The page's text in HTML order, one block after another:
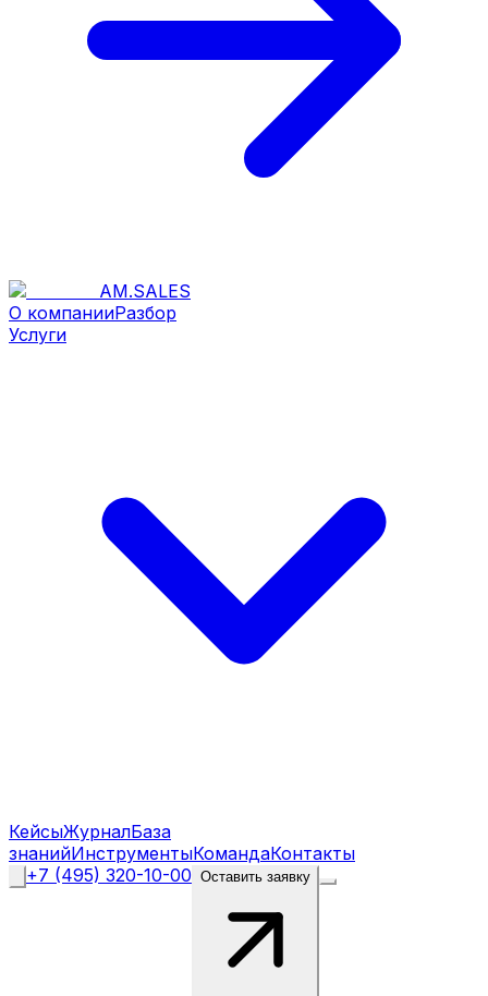
AM.SALES
О компанииРазбор
Услуги
КейсыЖурналБаза
знанийИнструментыКомандаКонтакты
+7 (495) 320-10-00 Оставить заявку